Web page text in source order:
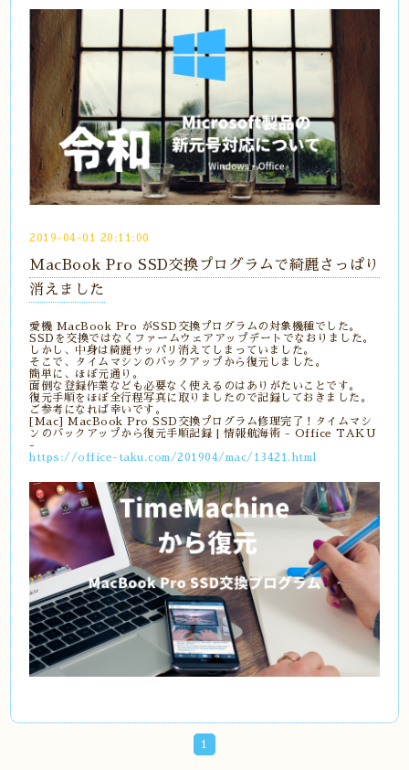
2019-04-01 20:11:00
MacBook Pro SSD交換プログラムで綺麗さっぱり
消えました
愛機 MacBook Pro がSSD交換プログラムの対象機種でした。
SSDを交換ではなくファームウェアアップデートでなおりました。
しかし、中身は綺麗サッパリ消えてしまっていました。
そこで、タイムマシンのバックアップから復元しました。
簡単に、ほぼ元通り。
面倒な登録作業なども必要なく使えるのはありがたいことです。
復元手順をほぼ全行程写真に取りましたので記録しておきました。
ご参考になれば幸いです。
[Mac] MacBook Pro SSD交換プログラム修理完了！タイムマシ
ンのバックアップから復元手順記録 | 情報航海術 - Office TAKU
-
https://office-taku.com/201904/mac/13421.html
1